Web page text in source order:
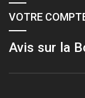
VOTRE
Avis sur la